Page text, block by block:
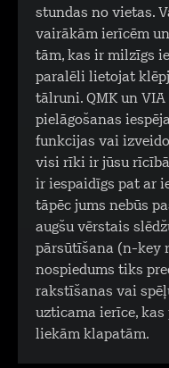
stundas no vietas.
vairākām ierīcēm
tām, kas ir milzīgs
paralēli lietojat
tālruni. QMK un
pielāgošanas
funkcijas vai
visi rīki ir jūsu
ir iespaidīgs pat ar
tāpēc jums nebūs
augšu vērstais
pārsūtīšana (n-key
nospiedums tiks
rakstīšanas vai
uzticama ierīce,
liekām klapatām.